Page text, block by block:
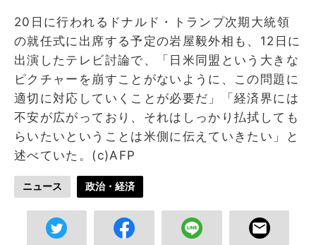
20日に行われるドナルド・トランプ次期大統領
の就任式に出席する予定の岩屋毅外相も、12日に
出演したテレビ討論で、「日米同盟という大きな
ピクチャーを崩すことがないように、この問題に
適切に対応していくことが必要だ」「経済界には
不安が広がっており、それはしっかり払拭しても
らいたいということは米側に伝えていきたい」と
述べていた。(c)AFP
ニュース 政治・経済